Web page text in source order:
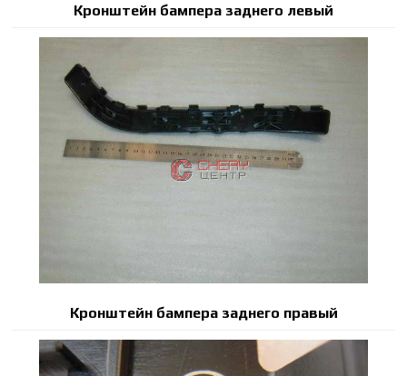
Кронштейн бампера заднего левый
Кронштейн бампера заднего правый